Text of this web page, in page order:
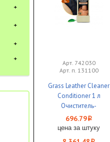
Арт. 742030
Арт. п. 131100
Grass Leather Cleaner
Conditioner 1 л
Очиститель-
кондиционер кожи
1/12
696.79i
цена за штуку